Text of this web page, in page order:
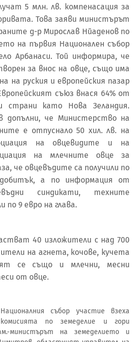
5 млн. лв. компенасация за
Това заяви министърът
д-р Мирослав Нйаденов по
на първия Национален събор
Арбанаси. Той информира, че
за внос на овце, също има
на руския и европейския пазар
съюз внася 64% от
като Нова Зеландия.
допълни, че Министерство на
е отпуснало 50 хил. лв. на
на овцевидите и на
на млечните овце за
че овцевъдите са получили по
а по информация от
синдикати, техните
по 9 евро на глава.
40 изложители с над 700
на агнета, кочове, кучета
се също и млечни, месни
от овце.
събор участие взеха
по земеделие и гори
министърът на земеделието и